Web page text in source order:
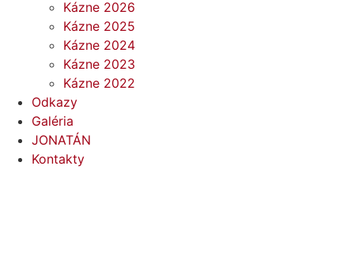
Kázne 2026
Kázne 2025
Kázne 2024
Kázne 2023
Kázne 2022
Odkazy
Galéria
JONATÁN
Kontakty